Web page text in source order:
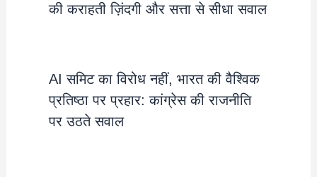
की कराहती ज़िंदगी और सत्ता से सीधा सवाल
AI समिट का विरोध नहीं, भारत की वैश्विक
प्रतिष्ठा पर प्रहार: कांग्रेस की राजनीति
पर उठते सवाल